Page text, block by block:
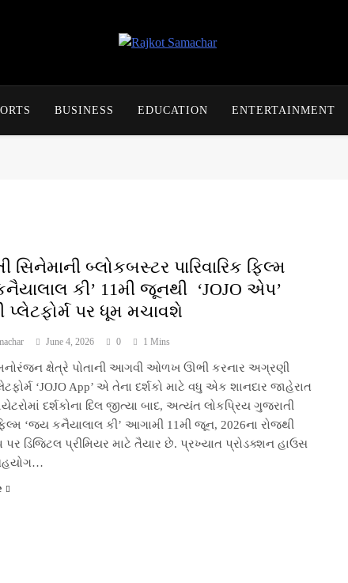
BUSINESS EDUCATION ENTERTAINMENT
સિનેમાની બ્લોકબસ્ટર પારિવારિક ફિલ્મ
કી’ 11મી જૂનથી ‘JOJO એપ’
પ્લેટફોર્મ પર ધૂમ મચાવશે
June 4, 2026 0 1 Mins
ક્ષેત્રે પોતાની આગવી ઓળખ ઊભી કરનાર અગ્રણી
‘JOJO App’ એ તેના દર્શકો માટે વધુ એક શાનદાર જાહેરાત
દર્શકોના દિલ જીત્યા બાદ, અત્યંત લોકપ્રિય ગુજરાતી
‘જય કનૈયાલાલ કી’ આગામી 11મી જૂન, 2026ના રોજથી
પર ડિજિટલ પ્રીમિયર માટે તૈયાર છે. પ્રખ્યાત પ્રોડક્શન હાઉસ